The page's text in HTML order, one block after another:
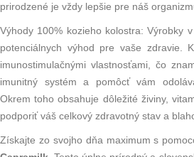
prirodzené je vždy lepšie pre náš
Výhody 100% kozieho kolostra: Výrobky
potenciálnych výhod pre vaše zdravie.
imunostimulačnými vlastnosťami, čo
imunitný systém a pomôcť vám
Okrem toho obsahuje dôležité živiny,
podporiť váš celkový zdravotný stav a
Získajte zo svojho dňa maximum s